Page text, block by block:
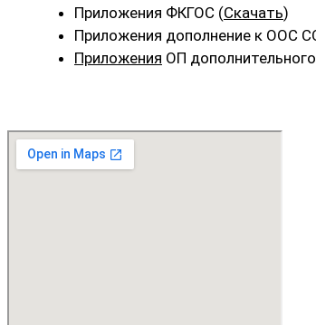
Приложения ФКГОС (Скачать)
Приложения дополнение к ООС
Приложения ОП